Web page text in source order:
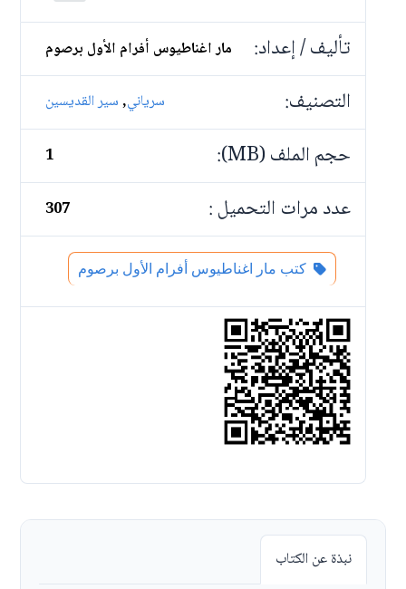
تأليف / إعداد:
مار اغناطيوس أفرام الأول برصوم
التصنيف: سرياني,سير القديسين
حجم الملف (MB): 1
عدد مرات التحميل : 307
كتب مار اغناطيوس أفرام الأول برصوم
نبذة عن الكتاب